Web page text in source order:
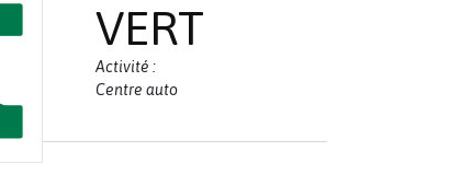
VERT
Activité :
Centre auto